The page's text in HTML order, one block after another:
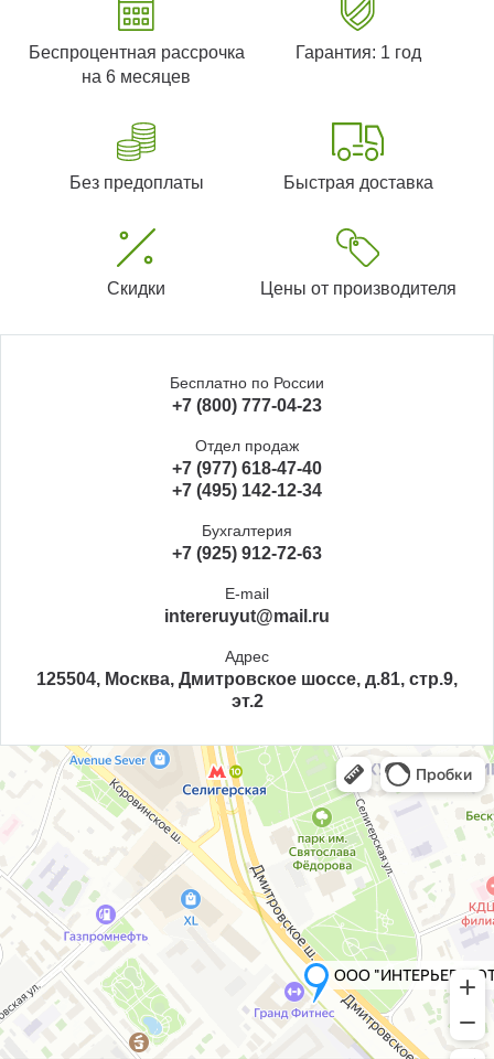
Беспроцентная рассрочка
на 6 месяцев
Гарантия: 1 год
Без предоплаты Быстрая доставка
Скидки Цены от производителя
Бесплатно по России
+7 (800) 777-04-23
Отдел продаж
+7 (977) 618-47-40
+7 (495) 142-12-34
Бухгалтерия
+7 (925) 912-72-63
E-mail
intereruyut@mail.ru
Адрес
125504, Москва, Дмитровское шоссе, д.81, стр.9,
эт.2